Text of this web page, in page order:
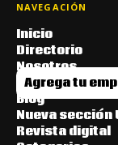
NAVEGACIÓN
Inicio
Directorio
Nosotros
Agrega tu
Blog
Nueva sección
Revista digital